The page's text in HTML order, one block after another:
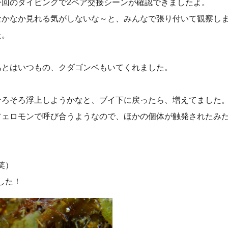
のダイビングで2ペア交接シーンが確認できましたよ。
かなか見れる気がしないな～と、みんなで張り付いて観察し
はいつもの、クダゴンベもいてくれました。
そろ浮上しようかなと、ブイ下に戻ったら、増えてました。
ェロモンで呼び合うようなので、ほかの個体が触発されたみ
た！